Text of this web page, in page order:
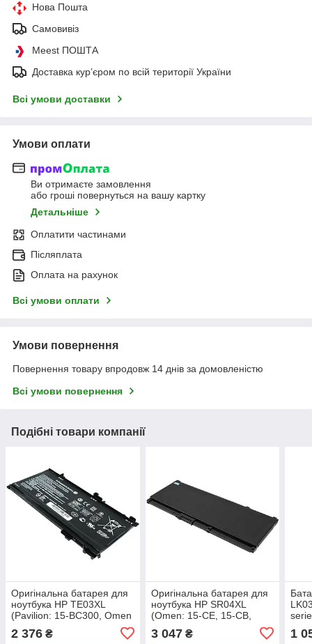
Нова Пошта
Самовивіз
Meest ПОШТА
Доставка кур’єром по всій території України
Всі умови доставки
Умови оплати
Ви отримаєте замовлення
або гроші повернуться на вашу картку
Детальніше
Оплатити частинами
Післяплата
Оплата на рахунок
Всі умови оплати
Умови повернення
Повернення товару впродовж 14 днів за домовленістю
Всі умови повернення
Подібні товари компанії
Оригінальна батарея для
ноутбука HP TE03XL
(Pavilion: 15-BC300, Omen
15-AX000 series) 11.55V
5150mAh 6 (68125)
2 376 ₴
Оригінальна батарея для
ноутбука HP SR04XL
(Omen: 15-CE, 15-CB,
4550mAh 70.07Wh (68132)
3 047₴ 1